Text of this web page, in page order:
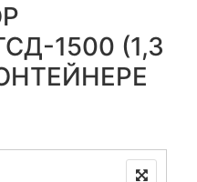
1500 (1,3